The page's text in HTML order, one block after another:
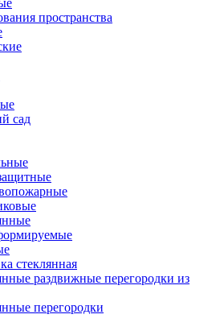
пространства
сад
стеклянная
раздвижные перегородки из
перегородки